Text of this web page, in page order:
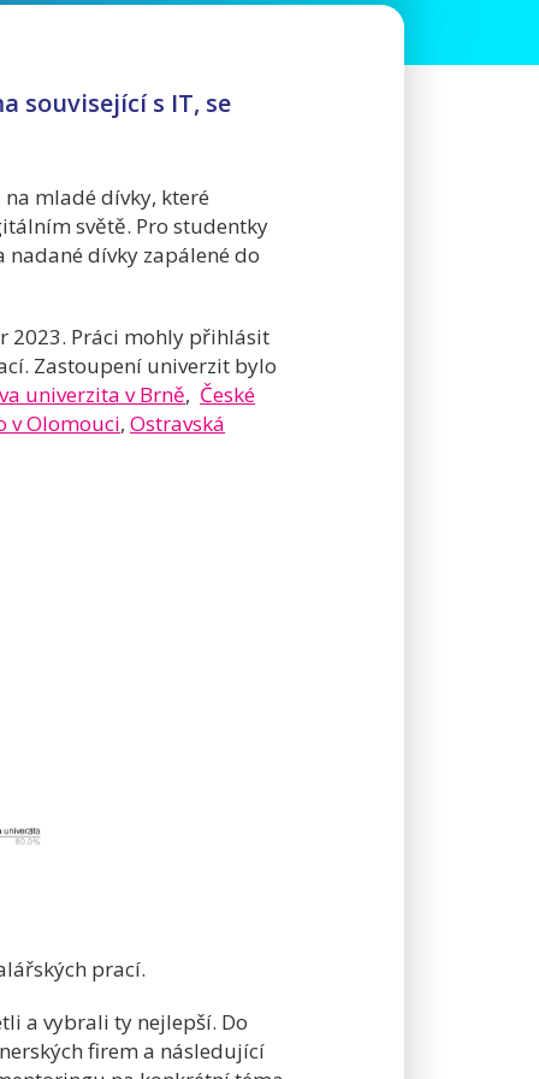
související s IT, se
mladé dívky, které
světě. Pro studentky
nadané dívky zapálené do
2023. Práci mohly přihlásit
Zastoupení univerzit bylo
univerzita v Brně, České
v Olomouci, Ostravská
prací.
a vybrali ty nejlepší. Do
firem a následující